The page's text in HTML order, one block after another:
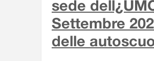
sede
Settembre
delle